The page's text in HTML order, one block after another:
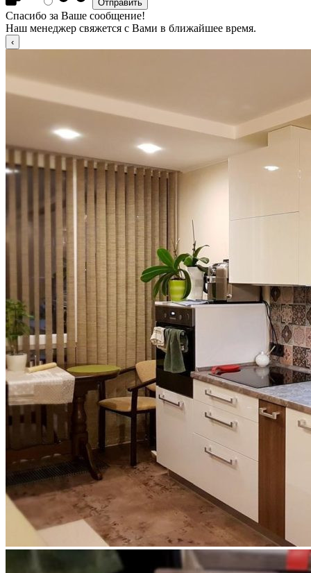
Спасибо за Ваше сообщение!
Наш менеджер свяжется с Вами в ближайшее время.